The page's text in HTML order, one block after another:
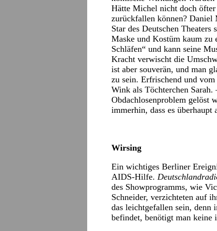
Hätte Michel nicht doch
zurückfallen können? Daniel
Star des Deutschen
Maske und Kostüm kaum zu
Schläfen“ und kann seine
Kracht verwischt die
ist aber souverän, und man
zu sein. Erfrischend und
Wink als Töchterchen Sarah.
Obdachlosenproblem gelöst
immerhin, dass es überhaupt
Wirsing
Ein wichtiges Berliner
AIDS-Hilfe.
des Showprogramms, wie
Schneider, verzichteten auf
das leichtgefallen sein, denn
befindet, benötigt man keine